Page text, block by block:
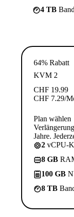
4 TB
64% Rabatt
KVM 2
CHF 19.99
CHF 7.29/
Plan wählen
Jahre.
2 vCPU-
8 GB
100 GB
8 TB